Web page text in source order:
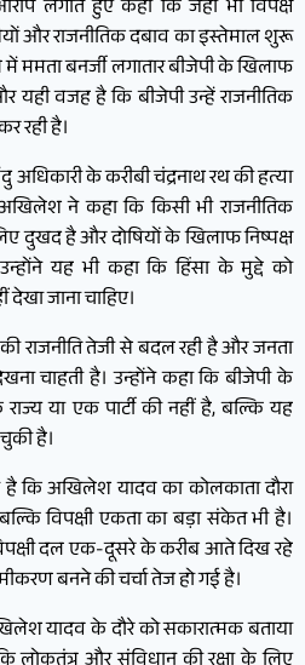
लगाते हुए कहा कि जहां भी विपक्ष
और राजनीतिक दबाव का इस्तेमाल शुरू
में ममता बनर्जी लगातार बीजेपी के खिलाफ
वजह है कि बीजेपी उन्हें राजनीतिक
रही है।
के करीबी चंद्रनाथ रथ की हत्या
अखिलेश ने कहा कि किसी भी राजनीतिक
दुखद है और दोषियों के खिलाफ निष्पक्ष
उन्होंने यह भी कहा कि हिंसा के मुद्दे को
जाना चाहिए।
राजनीति तेजी से बदल रही है और जनता
चाहती है। उन्होंने कहा कि बीजेपी के
या एक पार्टी की नहीं है, बल्कि यह
है।
है कि अखिलेश यादव का कोलकाता दौरा
विपक्षी एकता का बड़ा संकेत भी है।
दल एक-दूसरे के करीब आते दिख रहे
बनने की चर्चा तेज हो गई है।
यादव के दौरे को सकारात्मक बताया